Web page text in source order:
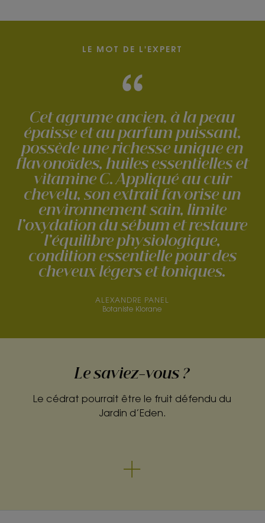
LE MOT DE L'EXPERT
Cet agrume ancien, à la peau
épaisse et au parfum puissant,
possède une richesse unique en
flavonoïdes, huiles essentielles et
vitamine C. Appliqué au cuir
chevelu, son extrait favorise un
environnement sain, limite
l’oxydation du sébum et restaure
l’équilibre physiologique,
condition essentielle pour des
cheveux légers et toniques.
ALEXANDRE PANEL
Botaniste Klorane
Le saviez-vous ?
Le cédrat pourrait être le fruit défendu du
Jardin d’Eden.